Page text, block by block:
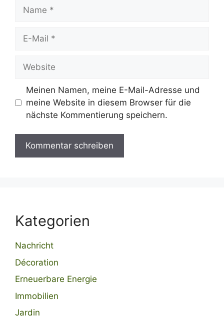
Mail
Meinen Namen, meine E-Mail-Adresse und
meine Website in diesem Browser für die
nächste Kommentierung speichern.
Kategorien
Nachricht
Décoration
Erneuerbare Energie
Immobilien
Jardin